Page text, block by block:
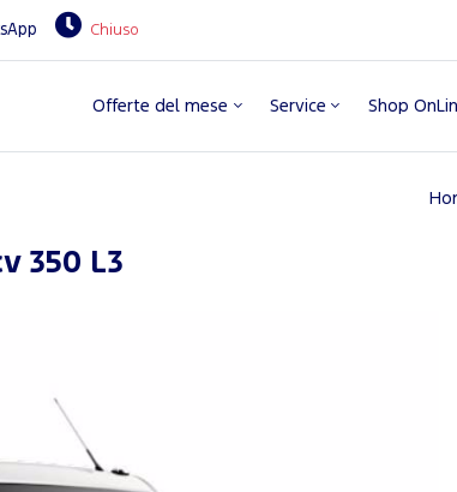
Chiuso
Offerte del mese Service Shop
350 L3